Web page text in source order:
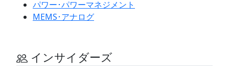
パワー･パワーマネジメント
MEMS･アナログ
インサイダーズ